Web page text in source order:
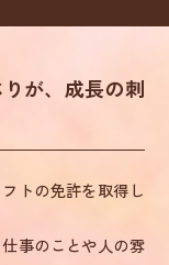
が、成長の刺
トの免許を取得し
事のことや人の雰